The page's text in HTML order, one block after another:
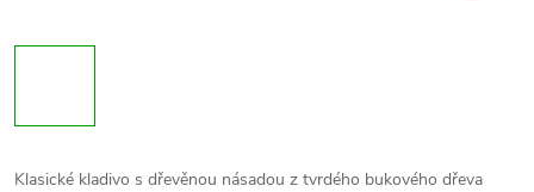
Klasické kladivo s dřevěnou násadou z tvrdého bukového dřeva